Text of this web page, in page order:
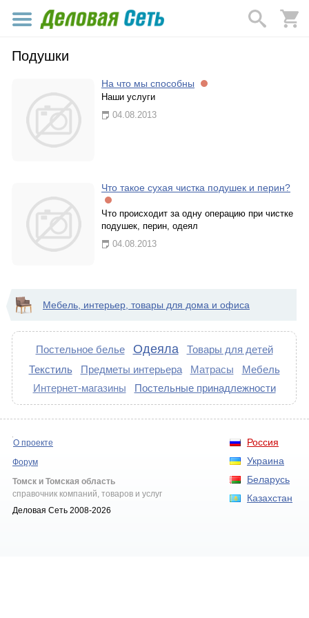
Подушки
На что мы способны
Наши услуги
04.08.2013
Что такое сухая чистка подушек и перин?
Что происходит за одну операцию при чистке
подушек, перин, одеял
04.08.2013
Мебель, интерьер, товары для дома и офиса
Постельное белье Одеяла
Товары для детей
Текстиль
Предметы интерьера Матрасы
Мебель
Интернет-магазины
Постельные принадлежности
Россия
Украина
Беларусь
Казахстан
О проекте
Форум
Томск и Томская область
справочник компаний, товаров и услуг
Деловая Сеть 2008-2026